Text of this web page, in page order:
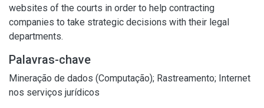
websites of the courts in order to help contracting
companies to take strategic decisions with their legal
departments.
Palavras-chave
Mineração de dados (Computação); Rastreamento; Internet
nos serviços jurídicos